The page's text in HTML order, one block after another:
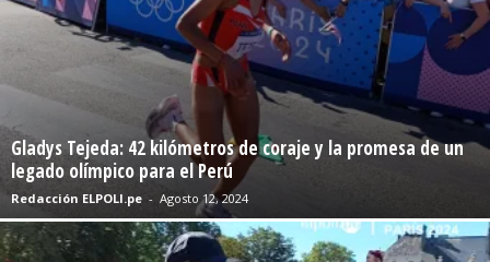
Gladys Tejeda: 42 kilómetros de coraje y la promesa de un
legado olímpico para el Perú
Redacción ELPOLI.pe - Agosto 12, 2024